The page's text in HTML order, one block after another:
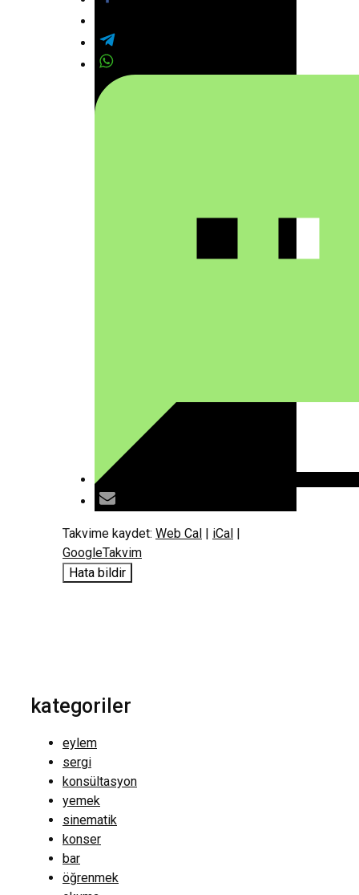
Takvime kaydet: Web Cal | iCal |
GoogleTakvim
Hata bildir
kategoriler
eylem
sergi
konsültasyon
yemek
sinematik
konser
bar
öğrenmek